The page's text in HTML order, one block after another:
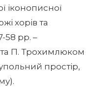
іконописної
хорів та
58 рр. –
П. Трохимлюком
простір,